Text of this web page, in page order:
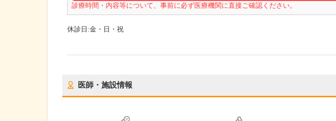
診療時間・内容等について、事前に必ず医療機関に直接ご確認ください。
休診日:金・日・祝
医師・施設情報